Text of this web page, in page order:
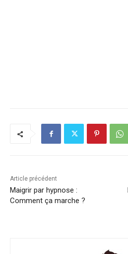
Article précédent
Maigrir par hypnose :
Comment ça marche ?